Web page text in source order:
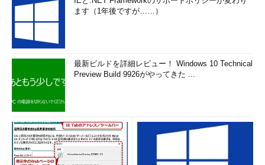
ます（1年後ですが……）
最新ビルドを詳細レビュー！ Windows 10 Technical
Preview Build 9926がやってきた ...